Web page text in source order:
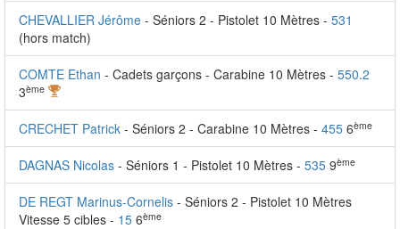
CHEVALLIER Jérôme - Séniors 2 - Pistolet 10 Mètres - 531
(hors match)
COMTE Ethan - Cadets garçons - Carabine 10 Mètres - 550.2
3ème
CRECHET Patrick - Séniors 2 - Carabine 10 Mètres - 455 6ème
DAGNAS Nicolas - Séniors 1 - Pistolet 10 Mètres - 535 9ème
DE REGT Marinus-Cornelis - Séniors 2 - Pistolet 10 Mètres
Vitesse 5 cibles - 15 6ème